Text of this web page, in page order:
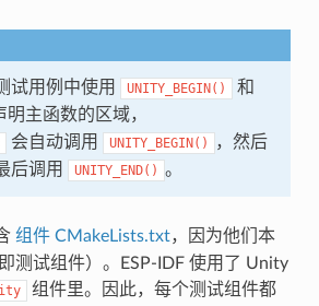
试用例中使用 UNITY_BEGIN() 和
明主函数的区域，
会自动调用 UNITY_BEGIN()
，然后
后调用
UNITY_END() 。
组件 CMakeLists.txt，因为他们本
测试组件）。ESP-IDF 使用了 Unity
组件里。因此，每个测试组件都